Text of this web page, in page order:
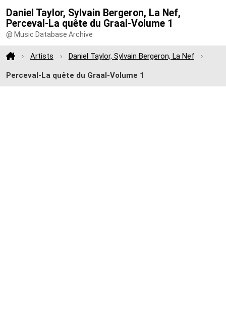
Daniel Taylor, Sylvain Bergeron, La Nef,
Perceval-La quête du Graal-Volume 1
@ Music Database Archive
Artists Daniel Taylor, Sylvain Bergeron, La Nef
Perceval-La quête du Graal-Volume 1